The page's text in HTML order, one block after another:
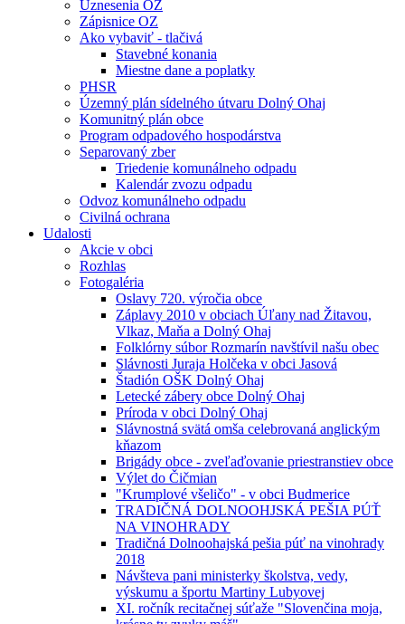
Uznesenia OZ
Zápisnice OZ
Ako vybaviť - tlačivá
Stavebné konania
Miestne dane a poplatky
PHSR
Územný plán sídelného útvaru Dolný Ohaj
Komunitný plán obce
Program odpadového hospodárstva
Separovaný zber
Triedenie komunálneho odpadu
Kalendár zvozu odpadu
Odvoz komunálneho odpadu
Civilná ochrana
Udalosti
Akcie v obci
Rozhlas
Fotogaléria
Oslavy 720. výročia obce
Záplavy 2010 v obciach Úľany nad Žitavou,
Vlkaz, Maňa a Dolný Ohaj
Folklórny súbor Rozmarín navštívil našu obec
Slávnosti Juraja Holčeka v obci Jasová
Štadión OŠK Dolný Ohaj
Letecké zábery obce Dolný Ohaj
Príroda v obci Dolný Ohaj
Slávnostná svätá omša celebrovaná anglickým
kňazom
Brigády obce - zveľaďovanie priestranstiev obce
Výlet do Čičmian
"Krumplové všeličo" - v obci Budmerice
TRADIČNÁ DOLNOOHJSKÁ PEŠIA PÚŤ
NA VINOHRADY
Tradičná Dolnoohajská pešia púť na vinohrady
2018
Návšteva pani ministerky školstva, vedy,
výskumu a športu Martiny Lubyovej
XI. ročník recitačnej súťaže "Slovenčina moja,